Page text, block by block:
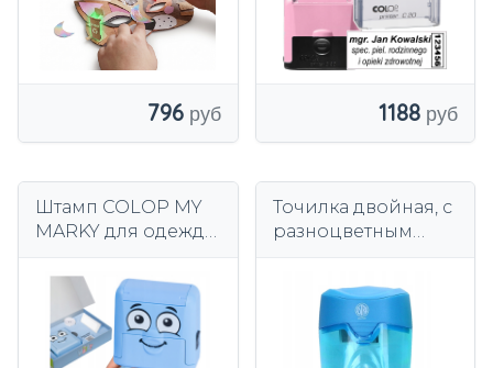
796 1188
Штамп COLOP MY
MARKY для одежды
проектом детского
Точилка двойная, с
разноцветным